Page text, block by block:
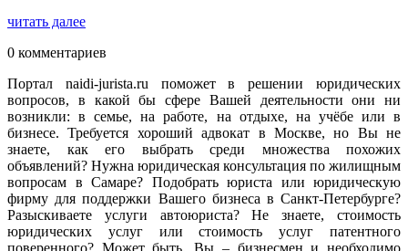
читать далее
0 комментариев
Портал naidi-jurista.ru поможет в решении юридических
вопросов, в какой бы сфере Вашей деятельности они ни
возникли: в семье, на работе, на отдыхе, на учёбе или в
бизнесе. Требуется хороший адвокат в Москве, но Вы не
знаете, как его выбрать среди множества похожих
объявлений? Нужна юридическая консультация по жилищным
вопросам в Самаре? Подобрать юриста или юридическую
фирму для поддержки Вашего бизнеса в Санкт-Петербурге?
Разыскиваете услуги автоюриста? Не знаете, стоимость
юридических услуг или стоимость услуг патентного